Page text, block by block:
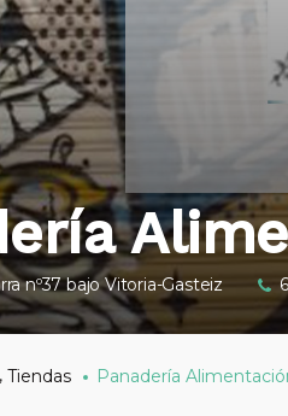
nº37 bajo Vitoria-Gasteiz
, Tiendas Panadería